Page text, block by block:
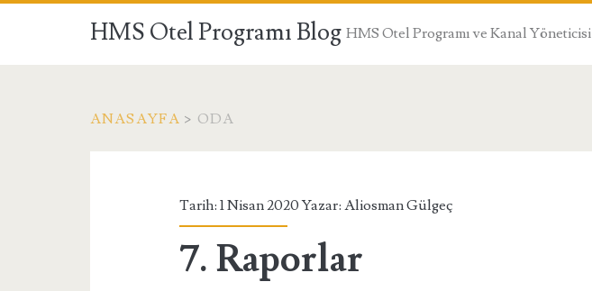
HMS Otel Programı Blog HMS Otel Programı ve Kanal Yöneticisi
ANASAYFA > ODA
<span>oda</span>
Tarih: 1 Nisan 2020 Yazar:Aliosman Gülgeç
7. Raporlar